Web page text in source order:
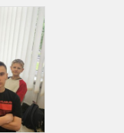
mokinių
mokslo
finišas